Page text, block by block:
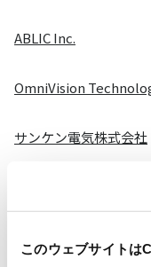
このウェブサイトは
ABLIC Inc.
OmniVision
サンケン電気株式会社